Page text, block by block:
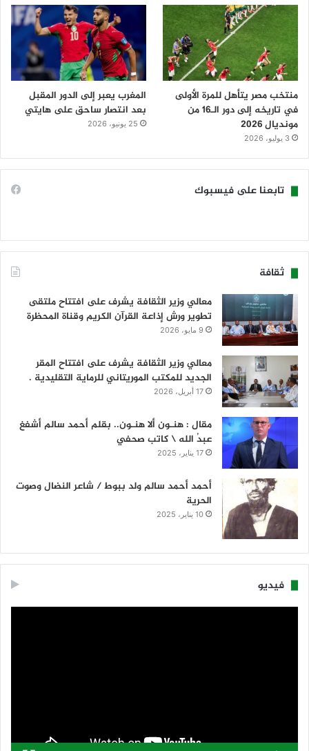
منتخب مصر يتأهل للمرة الأولى
في تاريخه إلى دور الـ16 من
مونديال 2026
3 يوليو، 2026
المغرب يعبر إلى الدور المقبل
بعد انتصار ساحق على هايتي
25 يونيو، 2026
تابعنا على فيسبوك
ثقافة
معالي وزير الثقافة يشرف على افتتاح ملتقى
تطوير ورش إذاعة القرآن الكريم وقناة المحظرة
9 مايو، 2026
معالي وزير الثقافة يشرف على افتتاح المقر
الجديد للمكتب الموريتاني للرماية التقليدية .
17 أبريل، 2026
مقال : هنـون ألا هنـون.. بقلم أحمد سالم أشفغ
عبدُ الله \ كاتب صحفي
17 يناير، 2025
أحمد أحمد سالم ولد ببوط / شاعر النضال وصوت
الحرية
10 يناير، 2025
فيديو